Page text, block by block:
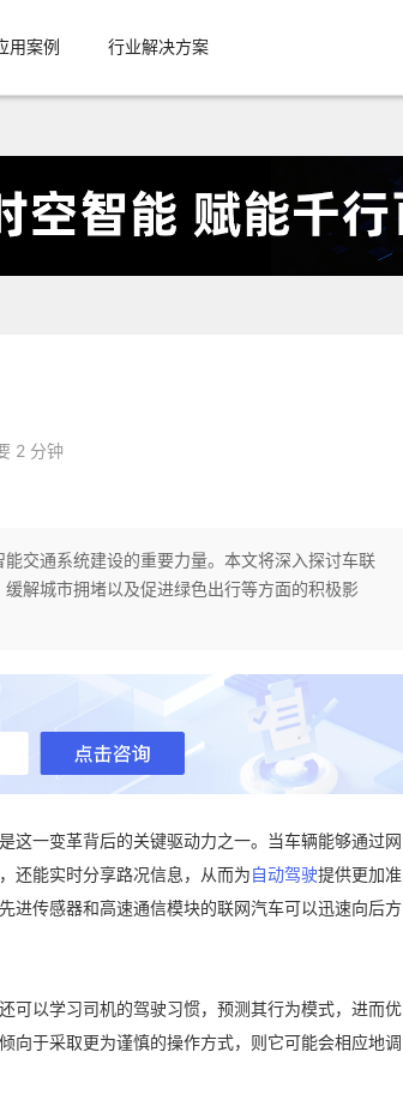
用案例 行业解决方案
2 分钟
交通系统建设的重要力量。本文将深入探讨车联
解城市拥堵以及促进绿色出行等方面的积极影
这一变革背后的关键驱动力之一。当车辆能够通过网
还能实时分享路况信息，从而为自动驾驶提供更加准
进传感器和高速通信模块的联网汽车可以迅速向后方
可以学习司机的驾驶习惯，预测其行为模式，进而优
向于采取更为谨慎的操作方式，则它可能会相应地调